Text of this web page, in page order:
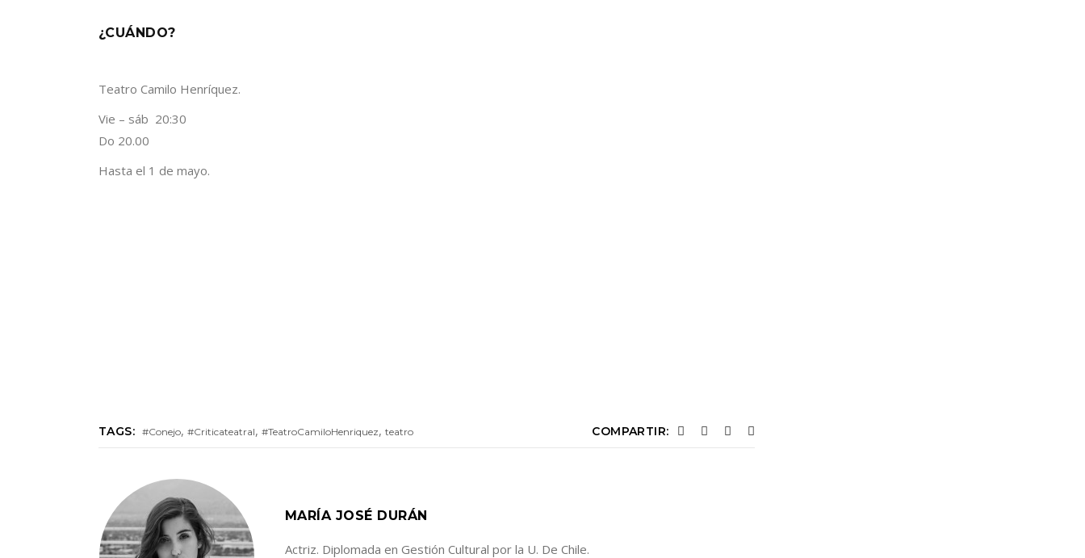
¿CUÁNDO?
Teatro Camilo Henríquez.
Vie – sáb 20:30
Do 20.00
Hasta el 1 de mayo.
TAGS: #Conejo,#Criticateatral,#TeatroCamiloHenriquez,teatro COMPARTIR:
MARÍA JOSÉ DURÁN
Actriz. Diplomada en Gestión Cultural por la U. De Chile.